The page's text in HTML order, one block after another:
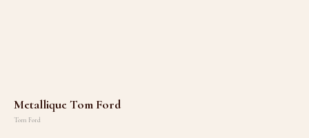
Metallique Tom Ford
Tom Ford